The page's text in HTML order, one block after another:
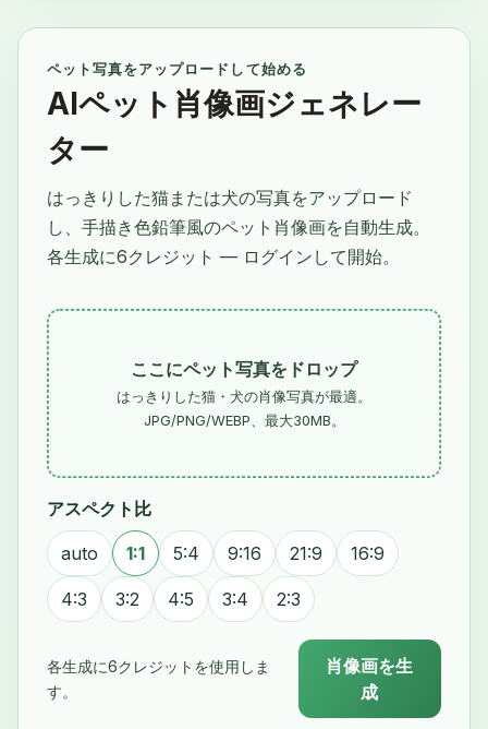
ペット写真をアップロードして始める
AIペット肖像画ジェネレー
ター
はっきりした猫または犬の写真をアップロード
し、手描き色鉛筆風のペット肖像画を自動生成。
各生成に6クレジット — ログインして開始。
ここにペット写真をドロップ
はっきりした猫・犬の肖像写真が最適。
JPG/PNG/WEBP、最大30MB。
アスペクト比
auto 1:1 5:4 9:16 21:9 16:9
4:3 3:2 4:5 3:4 2:3
各生成に6クレジットを使用しま
す。
肖像画を生
成